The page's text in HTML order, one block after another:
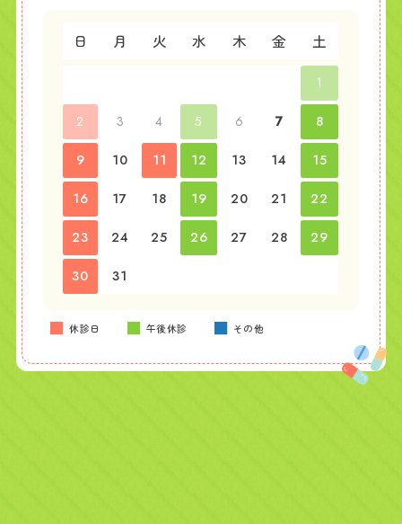
日 月 火 水 木 金 土
1
2 3 4 5 6 7 8
9 10 11 12 13 14 15
16 17 18 19 20 21 22
23 24 25 26 27 28 29
30 31
■ 休診日 ■ 午後休診 ■ その他